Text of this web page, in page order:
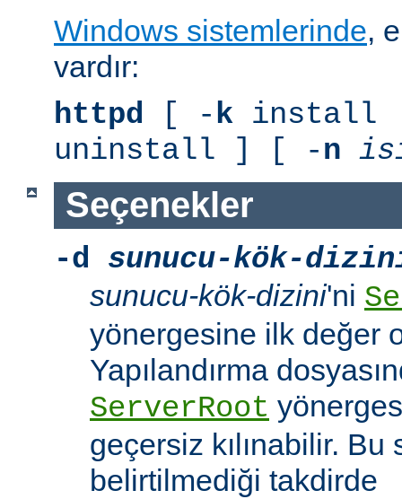
Windows sistemlerinde,
vardır:
httpd [ -k install
uninstall ] [ -n
Seçenekler
-d
sunucu-kök-
sunucu-kök-dizini'ni
yönergesine ilk değer
Yapılandırma
ServerRoot
geçersiz kılınabilir. Bu
belirtilmediği takdirde